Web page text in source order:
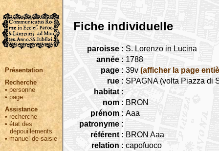
Présentation
Recherche
• personne
•page
Assistance
• recherche
•état des
dépouillements
•manuel de saisie
Fiche individuelle
paroisse : S. Lorenzo in Lucina
année : 1788
page : 39v (afficher la page
rue : SPAGNA (volta Piazza di
habitat :
nom : BRON
prénom : Aaa
patronyme :
référent : BRON Aaa
relation : capofuoco